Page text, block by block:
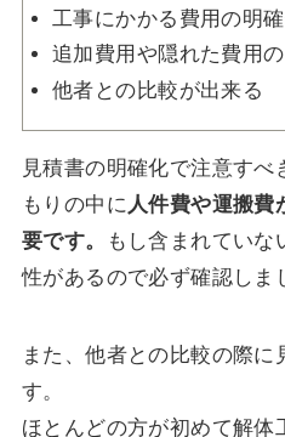
工事にかかる費用の明
追加費用や隠れた費用
他者との比較が出来る
見積書の明確化で注意す
もりの中に人件費や運搬費
要です。
もし含まれていな
性があるので必ず確認しま
また、他者との比較の際に
す。
ほとんどの方が初めて解体